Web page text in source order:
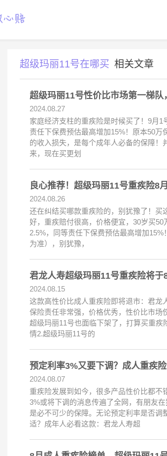
超级玛丽11号在哪买 相关文章
超级玛丽11号性价比市场第一梯队
2024.08.27
家庭经济支柱的重疾险是时候买了！9月
责任下保费预估最高增加15%！原本50
的收入损失，是每个成年人必备的保障
来，现在买更划
良心推荐！超级玛丽11号重疾险8
2024.08.26
还在纠结买哪款重疾险的，别犹豫了！买
好，重疾赔付很高，价格便宜，30岁买
2.5%，同等责任下保费预估最高增加
为准），别犹豫，
君龙人寿超级玛丽11号重疾险将
2024.08.15
这款高性价比成人重疾险即将退市：君龙
保险责任非常强，价格优秀，性价比市场
超级玛丽11号也面临下架了，打算买重
情2.超级玛丽11号的
预定利率3%又要下调？成人重疾
2024.08.07
重疾险发展到如今，很多产品性价比都
3%或将下调的消息传遍了全网，有朋友
是必不可少的保障。无论预定利率是否
适？成年人必看这款：君龙人寿超